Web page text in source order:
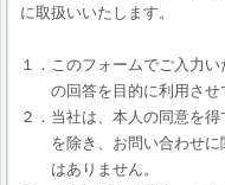
に取扱いいたします。
１．このフォームでご入力
の回答を目的に利用させ
２．当社は、本人の同意を
を除き、お問い合わせ
はありません。